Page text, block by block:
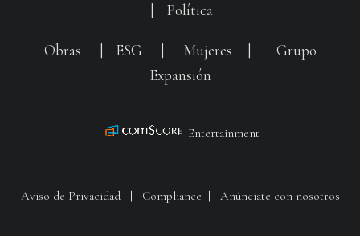
Política
Obras ESG Mujeres
Grupo
Expansión
Entertainment
Aviso de Privacidad| Compliance Anúnciate con nosotros